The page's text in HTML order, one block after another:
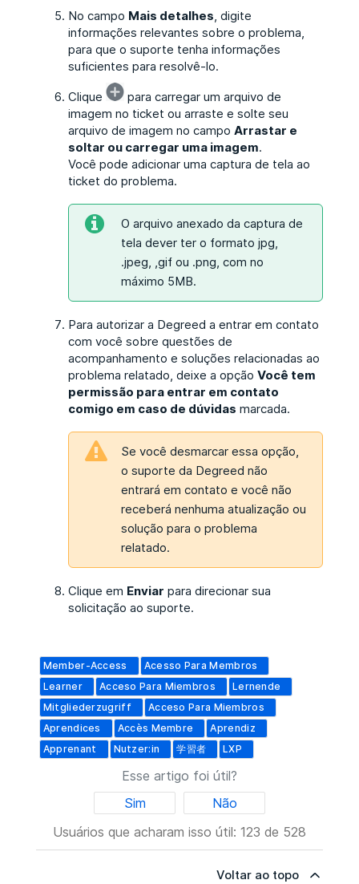
No campo Mais detalhes, digite
informações relevantes sobre o problema,
para que o suporte tenha informações
suficientes para resolvê-lo.
Clique
para carregar um arquivo de
imagem no ticket ou arraste e solte seu
arquivo de imagem no campo Arrastar e
soltar ou carregar uma imagem.
Você pode adicionar uma captura de tela ao
ticket do problema.
O arquivo anexado da captura de
tela dever ter o formato jpg,
.jpeg, ,gif ou .png, com no
máximo 5MB.
Para autorizar a Degreed a entrar em contato
com você sobre questões de
acompanhamento e soluções relacionadas ao
problema relatado, deixe a opção Você tem
permissão para entrar em contato
comigo em caso de dúvidas marcada.
Se você desmarcar essa opção,
o suporte da Degreed não
entrará em contato e você não
receberá nenhuma atualização ou
solução para o problema
relatado.
Clique em Enviar para direcionar sua
solicitação ao suporte.
Member-Access
Acesso Para Membros
Learner
Acceso Para Miembros
Lernende
Mitgliederzugriff
Acceso Para Miembros
Aprendices
Accès Membre
Aprendiz
Apprenant
Nutzer:in 学習者 LXP
Esse artigo foi útil?
Sim
Não
Usuários que acharam isso útil: 123 de 528
Voltar ao topo